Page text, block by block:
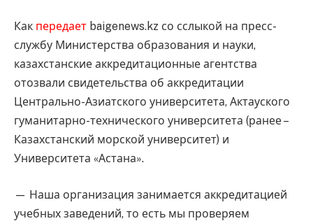
Как передает baigenews.kz со сслыкой на пресс-
службу Министерства образования и науки,
казахстанские аккредитационные агентства
отозвали свидетельства об аккредитации
Центрально-Азиатского университета, Актауского
гуманитарно-технического университета (ранее –
Казахстанский морской университет) и
Университета «Астана».
— Наша организация занимается аккредитацией
учебных заведений, то есть мы проверяем